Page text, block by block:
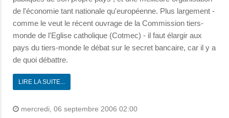
de l'économie tant nationale qu'européenne. Plus largement -
comme le veut le récent ouvrage de la Commission tiers-
monde de l'Eglise catholique (Cotmec) - il faut élargir aux
pays du tiers-monde le débat sur le secret bancaire, car il y a
de quoi débattre.
LIRE LA SUITE...
mercredi, 06 septembre 2006 02:00